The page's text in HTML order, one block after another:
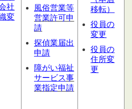
社
変
風俗営業等
営業許可申
請
探偵業届出
申請
障がい福祉
サービス事
業指定申請
移転）
役員の
変更
役員の
住所変
更